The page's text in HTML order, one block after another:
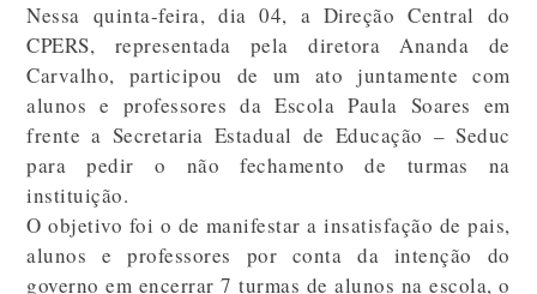
Nessa quinta-feira, dia 04, a Direção Central do
CPERS, representada pela diretora Ananda de
Carvalho, participou de um ato juntamente com
alunos e professores da Escola Paula Soares em
frente a Secretaria Estadual de Educação – Seduc
para pedir o não fechamento de turmas na
instituição.
O objetivo foi o de manifestar a insatisfação de pais,
alunos e professores por conta da intenção do
governo em encerrar 7 turmas de alunos na escola, o